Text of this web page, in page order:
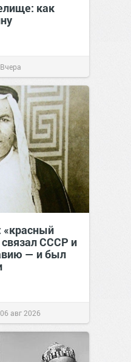
как
Вчера
СССР и
— и был
06 авг 2026